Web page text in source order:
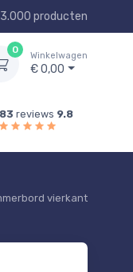
producten
0
Winkelwagen
€ 0,00
83 reviews 9.8
vierkant